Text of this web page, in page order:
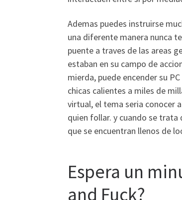
Ademas puedes instruirse
una diferente manera nunca
puente a traves de las areas
estaban en su campo de
mierda, puede encender su
chicas calientes a miles de
virtual, el tema seri­a conocer
quien follar. y cuando se trata
que se encuentran llenos de
Espera un
and Fuck?